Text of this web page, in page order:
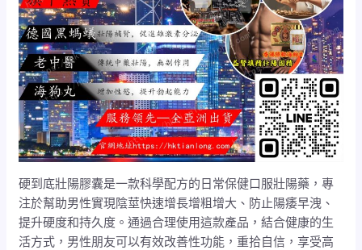
硬到底壯陽膠囊是一款科學配方的日常保健口服壯陽藥，專
注於幫助男性實現陰莖快速增長增粗增大、防止陽痿早洩、
提升硬度和持久度。通過合理使用這款產品，結合健康的生
活方式，男性朋友可以有效改善性功能，重拾自信，享受高